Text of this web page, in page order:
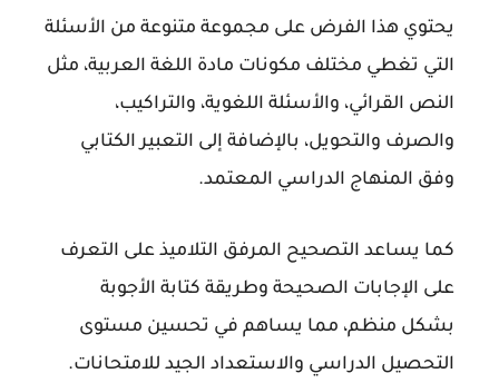
يحتوي هذا الفرض على مجموعة متنوعة من الأسئلة
التي تغطي مختلف مكونات مادة اللغة العربية، مثل
النص القرائي، والأسئلة اللغوية، والتراكيب،
والصرف والتحويل، بالإضافة إلى التعبير الكتابي
وفق المنهاج الدراسي المعتمد.
كما يساعد التصحيح المرفق التلاميذ على التعرف
على الإجابات الصحيحة وطريقة كتابة الأجوبة
بشكل منظم، مما يساهم في تحسين مستوى
التحصيل الدراسي والاستعداد الجيد للامتحانات.